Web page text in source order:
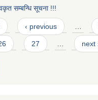
सम्बन्धि सूचना !!!
‹ previous …
27 … next